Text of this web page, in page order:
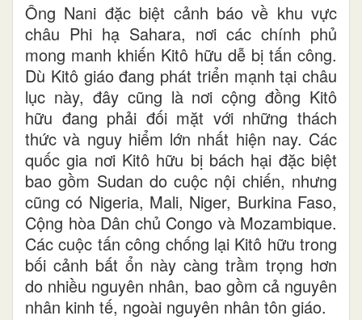
Ông Nani đặc biệt cảnh báo về khu vực
châu Phi hạ Sahara, nơi các chính phủ
mong manh khiến Kitô hữu dễ bị tấn công.
Dù Kitô giáo đang phát triển mạnh tại châu
lục này, đây cũng là nơi cộng đồng Kitô
hữu đang phải đối mặt với những thách
thức và nguy hiểm lớn nhất hiện nay. Các
quốc gia nơi Kitô hữu bị bách hại đặc biệt
bao gồm Sudan do cuộc nội chiến, nhưng
cũng có Nigeria, Mali, Niger, Burkina Faso,
Cộng hòa Dân chủ Congo và Mozambique.
Các cuộc tấn công chống lại Kitô hữu trong
bối cảnh bất ổn này càng trầm trọng hơn
do nhiều nguyên nhân, bao gồm cả nguyên
nhân kinh tế, ngoài nguyên nhân tôn giáo.